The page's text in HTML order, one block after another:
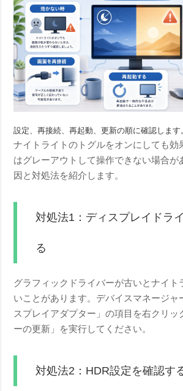
設定、再接続、再起動、更新の順に確認します
ナイトライトのトグルをオンにしても効
はグレーアウトして操作できない場合が
因と対処法を紹介します。
対処法1：ディスプレイドラ
る
グラフィックドライバーが古いとナイト
いことがあります。デバイスマネージャ
スプレイアダプター」の項目を右クリッ
ーの更新」を実行してください。
対処法2：HDR設定を確認す